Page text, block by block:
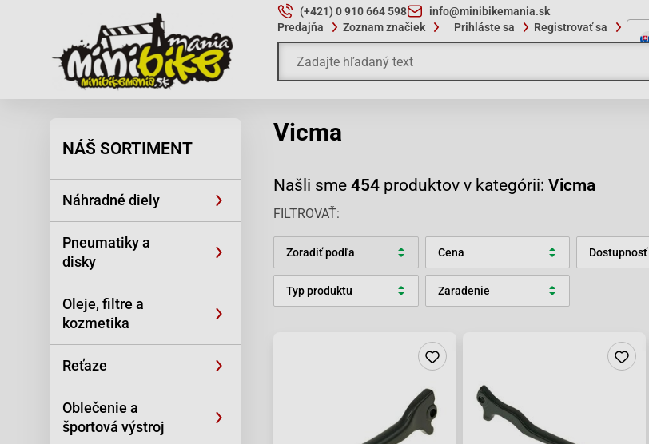
(+421) 0 910 664 598
info@minibikemania.sk
Predajňa
Zoznam značiek Prihláste sa Registrovať sa
NÁŠ SORTIMENT
Náhradné diely
Pneumatiky a
disky
Oleje, filtre a
kozmetika
Reťaze
Oblečenie a
športová výstroj
Vicma
Našli sme 454 produktov v kategórii: Vicma
FILTROVAŤ
Zoradiť podľa Cena Dostupnosť
Typ produktu Zaradenie